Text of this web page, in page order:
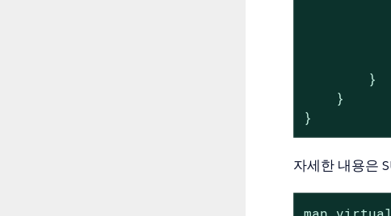
        }
    }
}
자세한 내용은